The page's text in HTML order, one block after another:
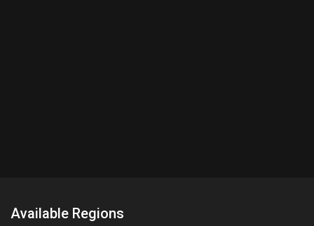
Available Regions